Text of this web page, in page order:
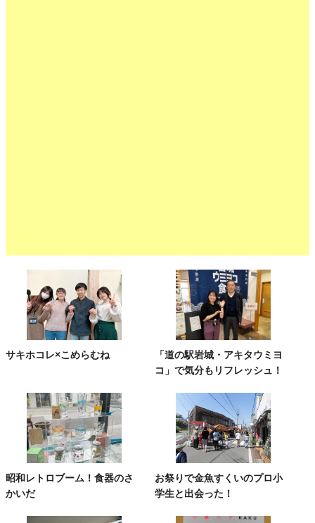
サキホコレ×こめらむね
「道の駅岩城・アキタウミヨ
コ」で気分もリフレッシュ！
昭和レトロブーム！食器のさ
かいだ
お祭りで金魚すくいのプロ小
学生と出会った！